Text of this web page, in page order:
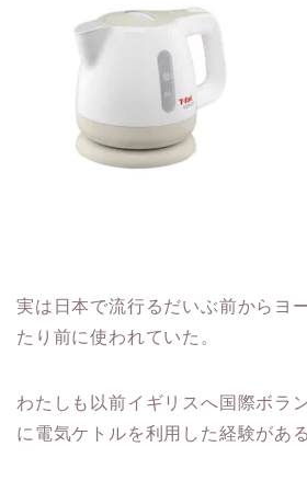
実は日本で流行るだいぶ前からヨ
たり前に使われていた。
わたしも以前イギリスへ国際ボラ
に電気ケトルを利用した経験がある